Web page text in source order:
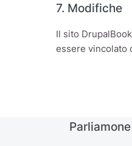
7. Modifiche
Il sito
essere vincolato
Parliamone